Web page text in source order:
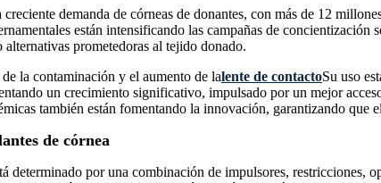
demanda de córneas de donantes, con más de 12
están intensificando las campañas de
prometedoras al tejido donado.
la contaminación y el aumento de lalente de contactoSu uso
un crecimiento significativo, impulsado por un mejor
también están fomentando la innovación, garantizando que
de córnea
determinado por una combinación de impulsores,